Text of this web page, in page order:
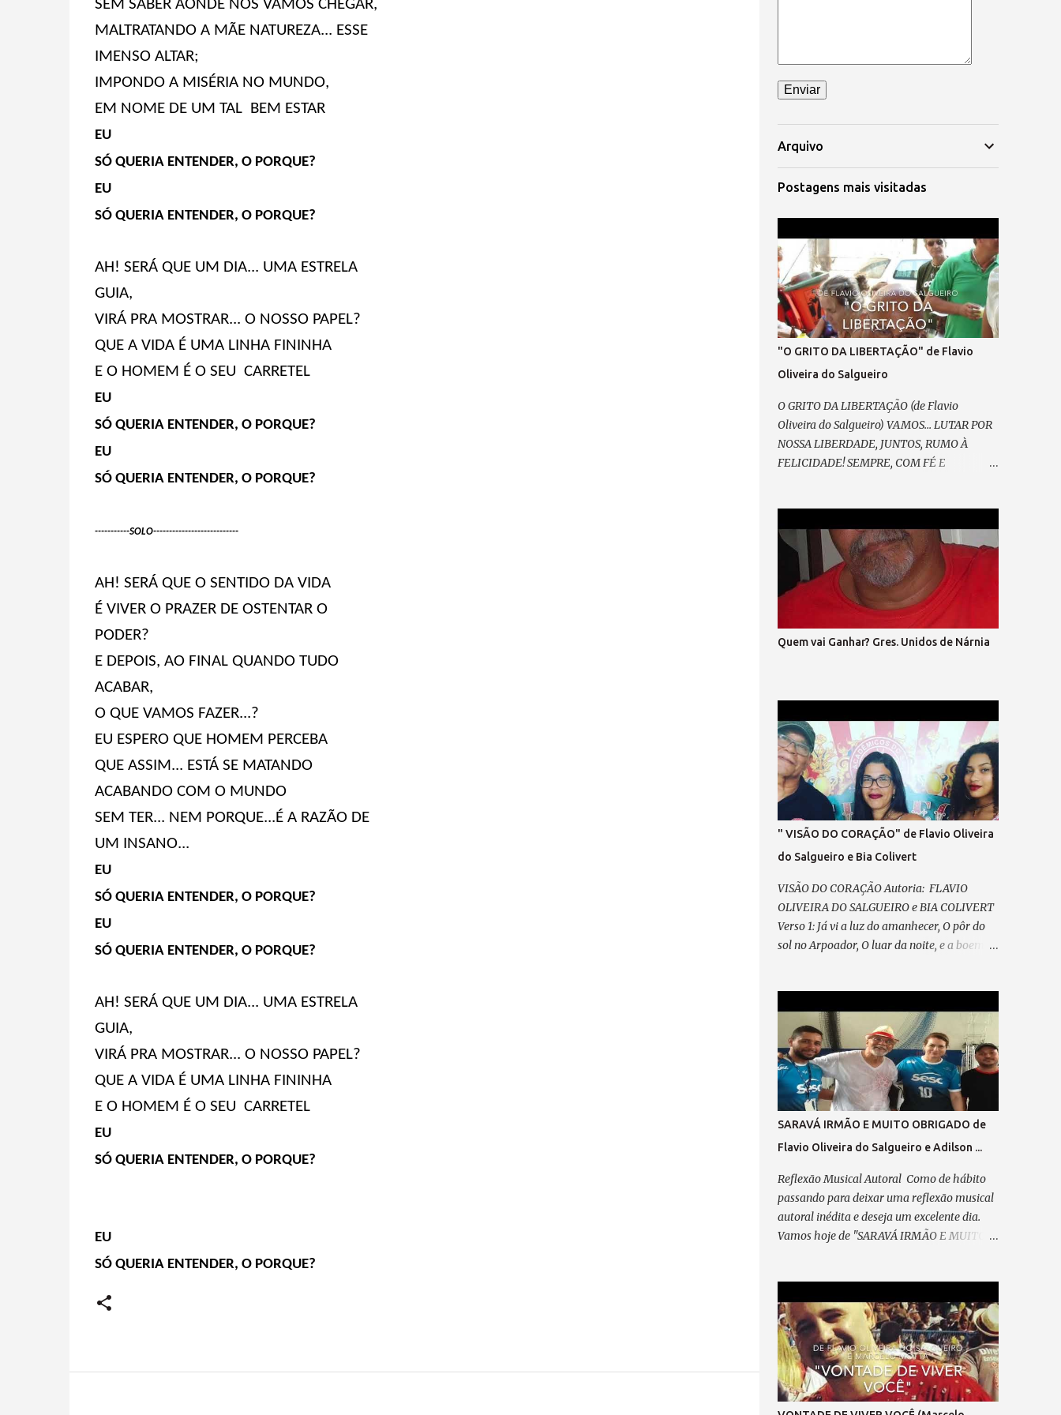
SEM SABER AONDE NOS VAMOS CHEGAR,
MALTRATANDO A MÃE NATUREZA... ESSE
IMENSO ALTAR;
IMPONDO A MISÉRIA NO MUNDO,
EM NOME DE UM TAL BEM ESTAR
EU
SÓ QUERIA ENTENDER, O PORQUE?
EU
SÓ QUERIA ENTENDER, O PORQUE?
AH! SERÁ QUE UM DIA... UMA ESTRELA
GUIA,
VIRÁ PRA MOSTRAR... O NOSSO PAPEL?
QUE A VIDA É UMA LINHA FININHA
E O HOMEM É O SEU CARRETEL
EU
SÓ QUERIA ENTENDER, O PORQUE?
EU
SÓ QUERIA ENTENDER, O PORQUE?
-----------SOLO---------------------------
AH! SERÁ QUE O SENTIDO DA VIDA
É VIVER O PRAZER DE OSTENTAR O
PODER?
E DEPOIS, AO FINAL QUANDO TUDO
ACABAR,
O QUE VAMOS FAZER...?
EU ESPERO QUE HOMEM PERCEBA
QUE ASSIM... ESTÁ SE MATANDO
ACABANDO COM O MUNDO
SEM TER... NEM PORQUE...É A RAZÃO DE
UM INSANO...
EU
SÓ QUERIA ENTENDER, O PORQUE?
EU
SÓ QUERIA ENTENDER, O PORQUE?
AH! SERÁ QUE UM DIA... UMA ESTRELA
GUIA,
VIRÁ PRA MOSTRAR... O NOSSO PAPEL?
QUE A VIDA É UMA LINHA FININHA
E O HOMEM É O SEU CARRETEL
EU
SÓ QUERIA ENTENDER, O PORQUE?
EU
SÓ QUERIA ENTENDER, O PORQUE?
Arquivo
Postagens mais visitadas
"O GRITO DA LIBERTAÇÃO" de Flavio
Oliveira do Salgueiro
O GRITO DA LIBERTAÇÃO (de Flavio
Oliveira do Salgueiro) VAMOS... LUTAR POR
NOSSA LIBERDADE, JUNTOS, RUMO À
FELICIDADE! SEMPRE, COM FÉ E
EXPANDIR CONFIANÇA. E GRITAR, PELO
FIM DA MORDAÇA, ESPALHAR PELA
PRAÇA O SOFRIMENTO DA MASSA; VEM
PRA RUA, VEM CANTAR, NOSSO SONHO VAI
BRILHAR! (refrão 1) DE MÃOS DADAS, DE
CORAÇÃO, O GRITO DA LIBERTAÇÃO ! E
ENTÃO, VAMOS VOLTAR A SORRIR, SEM
DIREITO, O FIM DA VINGANÇA, E DO
PRECONCEITO! A LEI MAIOR TRIUNFAR O
PAIS EM HARMONIA, VIVER, DE TODO, A
CIDADANIA VEM PRA RUA, VEM LUTAR,
NOSSA VOZ VAI ECOAR!, LIBERDADE ... É O
NOSSO CHÃO , (refrão final – em coro)
REFRÃO... ASPIRAÇÃO DESSA NAÇÃO...
Quem vai Ganhar? Gres. Unidos de Nárnia
" VISÃO DO CORAÇÃO" de Flavio Oliveira
do Salgueiro e Bia Colivert
VISÃO DO CORAÇÃO Autoria: FLAVIO
OLIVEIRA DO SALGUEIRO e BIA COLIVERT
Verso 1: Já vi a luz do amanhecer, O pôr do
sol no Arpoador, O luar da noite, e a boemia,
angústia e de alegria Pré-refrão 1: Não posso
reclamar, Nem me perder em lamentação,
Agradeço sempre ao “Senhor”, Por cada
passo em minha direção. Refrão 1: A visão
do coração... Vê mais do que qualquer olhar.
Há quem enxerga com o instinto, E faz da
ABSINTO; Dos CHAKRAS, a luz a lhe guiar.
Feliz, é quem consegue enxergar Muito além
do que se pode observar; Verso 2: Já desfilei
na Avenida, Pela minha escola querida,
Escrevi o livro da minha vida, Plantei, colhi e
lamentação, Agradeço sempre ao “Senhor”,
Por cada passo em minha direção. Refrão 2:
A visão do coração... Vê mais do q...
SARAVÁ IRMÃO E MUITO OBRIGADO de
Flavio Oliveira do Salgueiro e Adilson ...
Reflexão Musical Autoral Como de hábito
passando para deixar uma reflexão musical
autoral inédita e deseja um excelente dia.
Vamos hoje de "SARAVÁ IRMÃO E MUITO
Marechal e Flavio Oliveira do Salgueiro)
09/04/2025 Parceiro,vem concluir este
samba que meditei... Pensando em ti, com
devoção. A caneta, um cavaquinho e o violão
— Te esperam pra dedilhar As belas notas
que brotam do teu coração. A poesia,